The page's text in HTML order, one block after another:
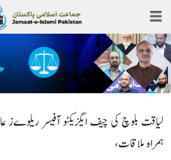
لیاقت بلوچ کی چیف ایگزیکٹو آفیسر
ہمراہ ملاقات،